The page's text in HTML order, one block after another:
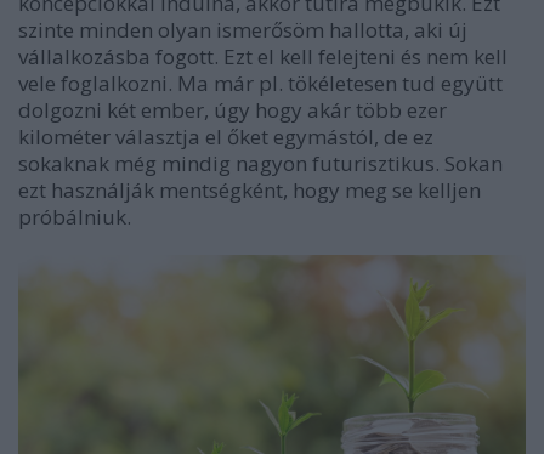
szinte minden olyan ismerősöm hallotta, aki új
vállalkozásba fogott. Ezt el kell felejteni és nem kell
vele foglalkozni. Ma már pl. tökéletesen tud együtt
dolgozni két ember, úgy hogy akár több ezer
kilométer választja el őket egymástól, de ez
sokaknak még mindig nagyon futurisztikus. Sokan
ezt használják mentségként, hogy meg se kelljen
próbálniuk.